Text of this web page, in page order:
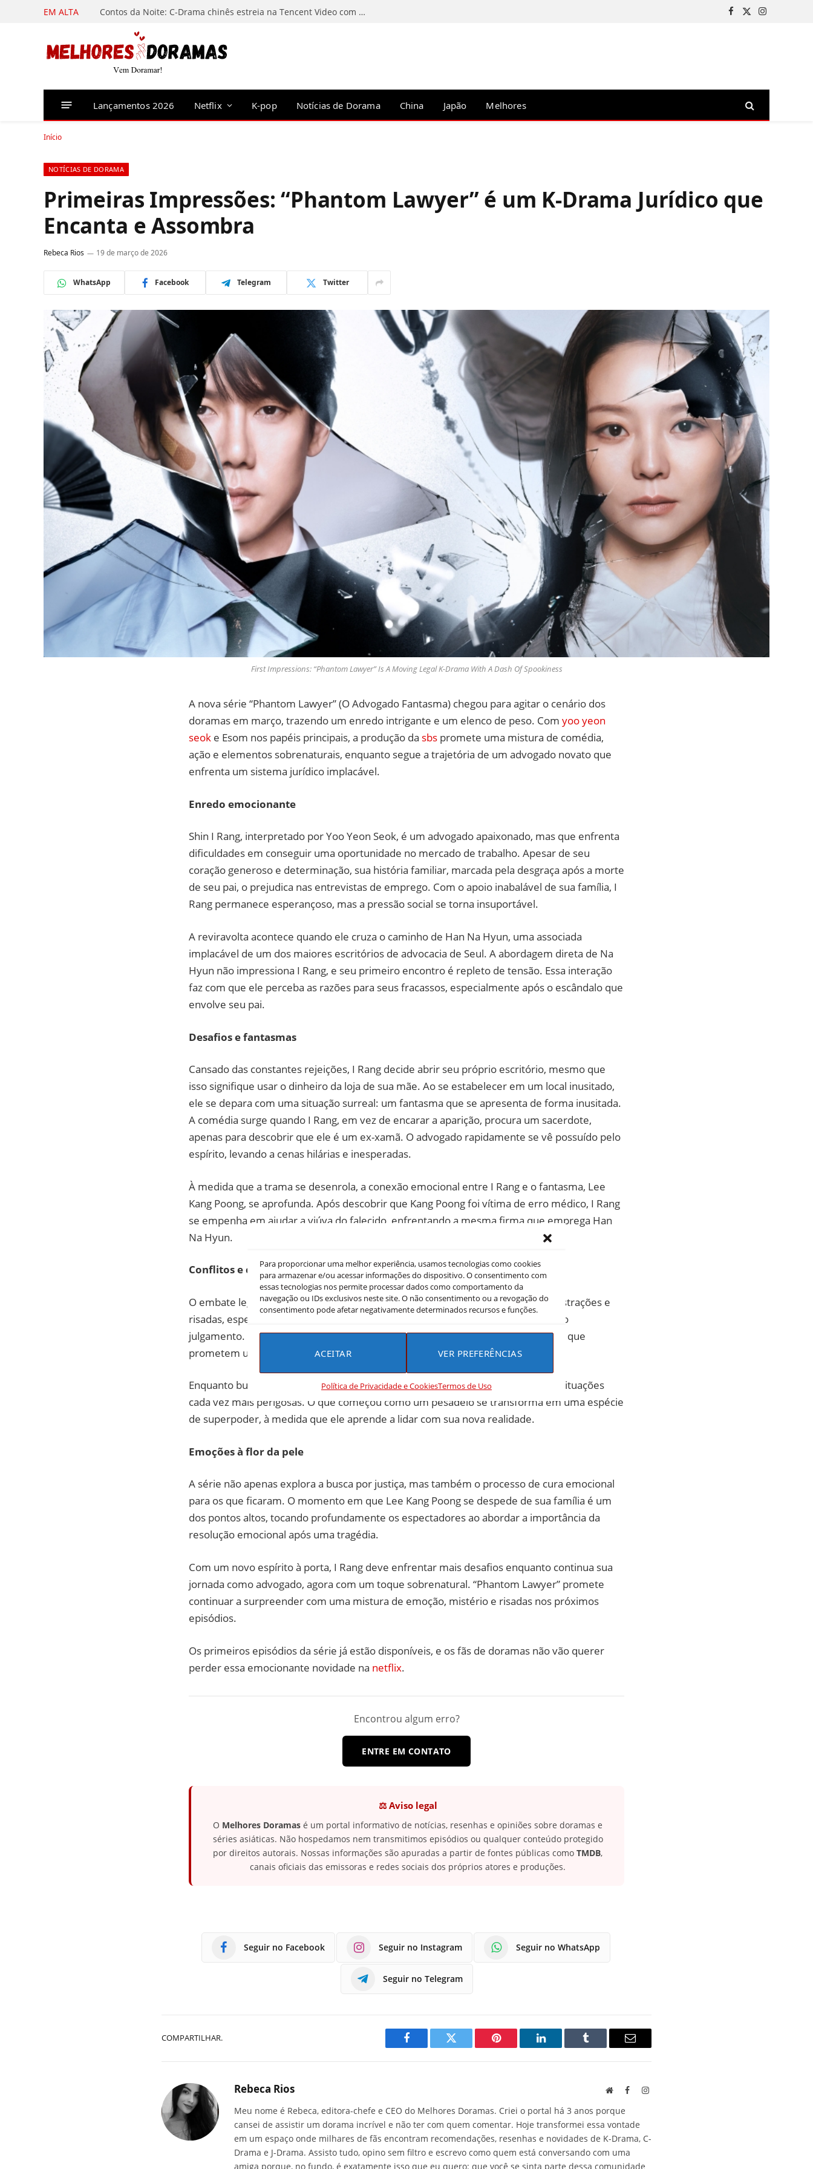
Para proporcionar uma melhor experiência, usamos tecnologias como cookies
para armazenar e/ou acessar informações do dispositivo. O consentimento com
essas tecnologias nos permite processar dados como comportamento da
navegação ou IDs exclusivos neste site. O não consentimento ou a revogação do
consentimento pode afetar negativamente determinados recursos e funções.
ACEITAR VER PREFERÊNCIAS
Política de Privacidade e CookiesTermos de Uso
EM ALTA Contos da Noite: C-Drama chinês estreia na Tencent Video com Li Wenhan no papel principal Facebook
X
Instagram
Lançamentos 2026 Netflix K-pop Notícias de Dorama China Japão Melhores
Início
NOTÍCIAS DE DORAMA
Primeiras Impressões: “Phantom Lawyer” é um K-Drama Jurídico que
Encanta e Assombra
Rebeca Rios 19 de março de 2026
WhatsApp Facebook Telegram Twitter
First Impressions: “Phantom Lawyer” Is A Moving Legal K-Drama With A Dash Of Spookiness
A nova série “Phantom Lawyer” (O Advogado Fantasma) chegou para agitar o cenário dos
doramas em março, trazendo um enredo intrigante e um elenco de peso. Com yoo yeon
seok e Esom nos papéis principais, a produção da sbs promete uma mistura de comédia,
ação e elementos sobrenaturais, enquanto segue a trajetória de um advogado novato que
enfrenta um sistema jurídico implacável.
Enredo emocionante
Shin I Rang, interpretado por Yoo Yeon Seok, é um advogado apaixonado, mas que enfrenta
dificuldades em conseguir uma oportunidade no mercado de trabalho. Apesar de seu
coração generoso e determinação, sua história familiar, marcada pela desgraça após a morte
de seu pai, o prejudica nas entrevistas de emprego. Com o apoio inabalável de sua família, I
Rang permanece esperançoso, mas a pressão social se torna insuportável.
A reviravolta acontece quando ele cruza o caminho de Han Na Hyun, uma associada
implacável de um dos maiores escritórios de advocacia de Seul. A abordagem direta de Na
Hyun não impressiona I Rang, e seu primeiro encontro é repleto de tensão. Essa interação
faz com que ele perceba as razões para seus fracassos, especialmente após o escândalo que
envolve seu pai.
Desafios e fantasmas
Cansado das constantes rejeições, I Rang decide abrir seu próprio escritório, mesmo que
isso signifique usar o dinheiro da loja de sua mãe. Ao se estabelecer em um local inusitado,
ele se depara com uma situação surreal: um fantasma que se apresenta de forma inusitada.
A comédia surge quando I Rang, em vez de encarar a aparição, procura um sacerdote,
apenas para descobrir que ele é um ex-xamã. O advogado rapidamente se vê possuído pelo
espírito, levando a cenas hilárias e inesperadas.
À medida que a trama se desenrola, a conexão emocional entre I Rang e o fantasma, Lee
Kang Poong, se aprofunda. Após descobrir que Kang Poong foi vítima de erro médico, I Rang
se empenha em ajudar a viúva do falecido, enfrentando a mesma firma que emprega Han
Na Hyun.
Conflitos e crescimento
O embate legal entre I Rang e Na Hyun se transforma em um espetáculo de frustrações e
risadas, especialmente quando o advogado se vê novamente possuído durante o
julgamento. Na Hyun, que inicialmente parece ser a antagonista, revela nuances que
prometem um desenvolvimento significativo de seu personagem.
Enquanto busca provas que comprovem a negligência médica, I Rang se vê em situações
cada vez mais perigosas. O que começou como um pesadelo se transforma em uma espécie
de superpoder, à medida que ele aprende a lidar com sua nova realidade.
Emoções à flor da pele
A série não apenas explora a busca por justiça, mas também o processo de cura emocional
para os que ficaram. O momento em que Lee Kang Poong se despede de sua família é um
dos pontos altos, tocando profundamente os espectadores ao abordar a importância da
resolução emocional após uma tragédia.
Com um novo espírito à porta, I Rang deve enfrentar mais desafios enquanto continua sua
jornada como advogado, agora com um toque sobrenatural. “Phantom Lawyer” promete
continuar a surpreender com uma mistura de emoção, mistério e risadas nos próximos
episódios.
Os primeiros episódios da série já estão disponíveis, e os fãs de doramas não vão querer
perder essa emocionante novidade na netflix.
Encontrou algum erro?
ENTRE EM CONTATO
⚖️ Aviso legal
O Melhores Doramas é um portal informativo de notícias, resenhas e opiniões sobre doramas e
séries asiáticas. Não hospedamos nem transmitimos episódios ou qualquer conteúdo protegido
por direitos autorais. Nossas informações são apuradas a partir de fontes públicas como TMDB,
canais oficiais das emissoras e redes sociais dos próprios atores e produções.
Seguir no Facebook Seguir no Instagram Seguir no WhatsApp
Seguir no Telegram
COMPARTILHAR.
Facebook Twitter Pinterest LinkedIn Tumblr
E-
Rebeca Rios Site FacebookInstagram
Meu nome é Rebeca, editora-chefe e CEO do Melhores Doramas. Criei o portal há 3 anos porque
cansei de assistir um dorama incrível e não ter com quem comentar. Hoje transformei essa vontade
em um espaço onde milhares de fãs encontram recomendações, resenhas e novidades de K-Drama, C-
Drama e J-Drama. Assisto tudo, opino sem filtro e escrevo como quem está conversando com uma
amiga porque, no fundo, é exatamente isso que eu quero: que você se sinta parte dessa comunidade